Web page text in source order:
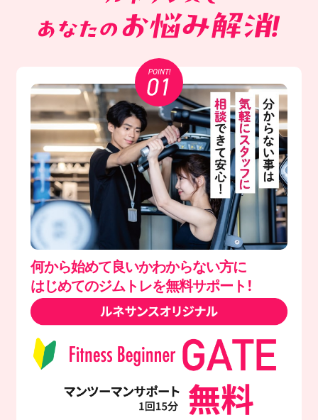
何から始めて良いかわからない方に
はじめてのジムトレを無料サポート！